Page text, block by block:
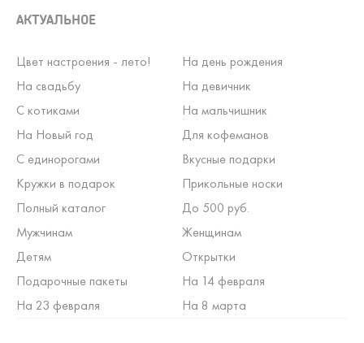
АКТУАЛЬНОЕ
Цвет настроения - лето!
На день рождения
На свадьбу
На девичник
С котиками
На мальчишник
На Новый год
Для кофеманов
С единорогами
Вкусные подарки
Кружки в подарок
Прикольные носки
Полный каталог
До 500 руб.
Мужчинам
Женщинам
Детям
Открытки
Подарочные пакеты
На 14 февраля
На 23 февраля
На 8 марта